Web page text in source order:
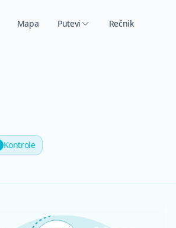
Mapa Putevi Rečnik
Kontrole